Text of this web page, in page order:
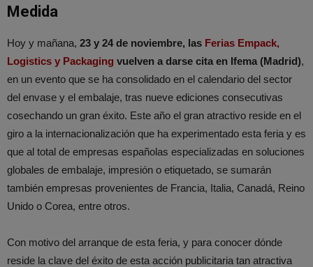
Medida
Hoy y mañana, 23 y 24 de noviembre, las Ferias Empack,
Logistics y Packaging vuelven a darse cita en Ifema (Madrid),
en un evento que se ha consolidado en el calendario del sector
del envase y el embalaje, tras nueve ediciones consecutivas
cosechando un gran éxito. Este año el gran atractivo reside en el
giro a la internacionalización que ha experimentado esta feria y es
que al total de empresas españolas especializadas en soluciones
globales de embalaje, impresión o etiquetado, se sumarán
también empresas provenientes de Francia, Italia, Canadá, Reino
Unido o Corea, entre otros.
Con motivo del arranque de esta feria, y para conocer dónde
reside la clave del éxito de esta acción publicitaria tan atractiva